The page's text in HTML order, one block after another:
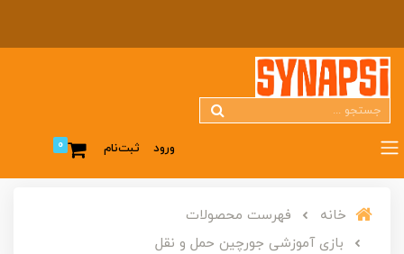
ورود ثبت‌نام 0
خانه
فهرست محصولات
بازی آموزشی جورچین حمل و نقل